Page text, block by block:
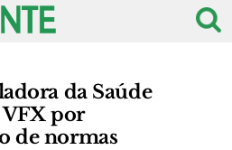
da Saúde
por
de normas